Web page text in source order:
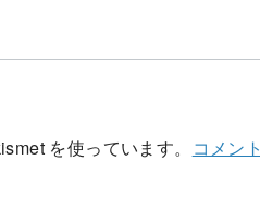
を使っています。
コメン